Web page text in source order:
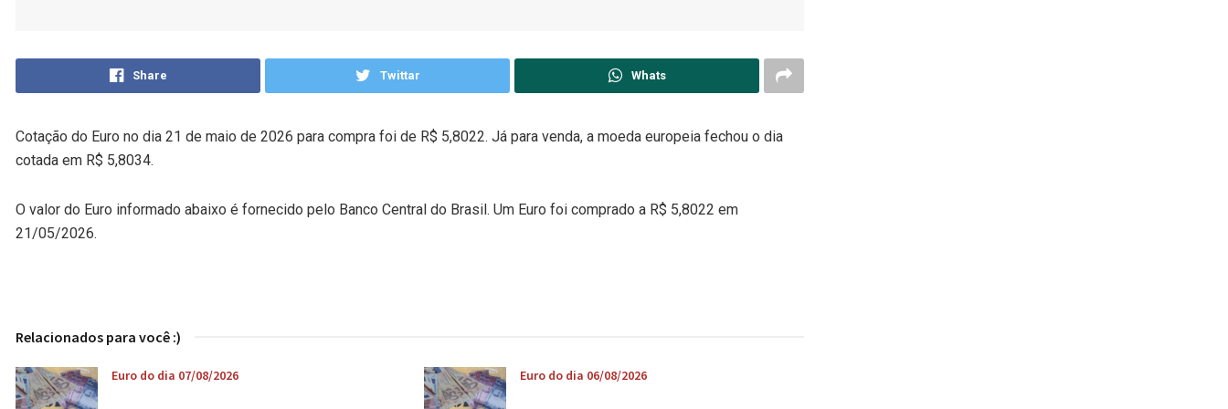
Share Twittar Whats
Cotação do Euro no dia 21 de maio de 2026 para compra foi de R$ 5,8022. Já para venda, a moeda europeia fechou o dia
cotada em R$ 5,8034.
O valor do Euro informado abaixo é fornecido pelo Banco Central do Brasil. Um Euro foi comprado a R$ 5,8022 em
21/05/2026.
Relacionados para você :)
Euro do dia 07/08/2026 Euro do dia 06/08/2026